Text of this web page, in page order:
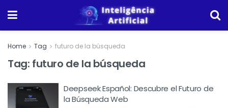
Home Tag futuro de la búsqueda
Tag: futuro de la búsqueda
Deepseek Español: Descubre el Futuro de
la Búsqueda Web